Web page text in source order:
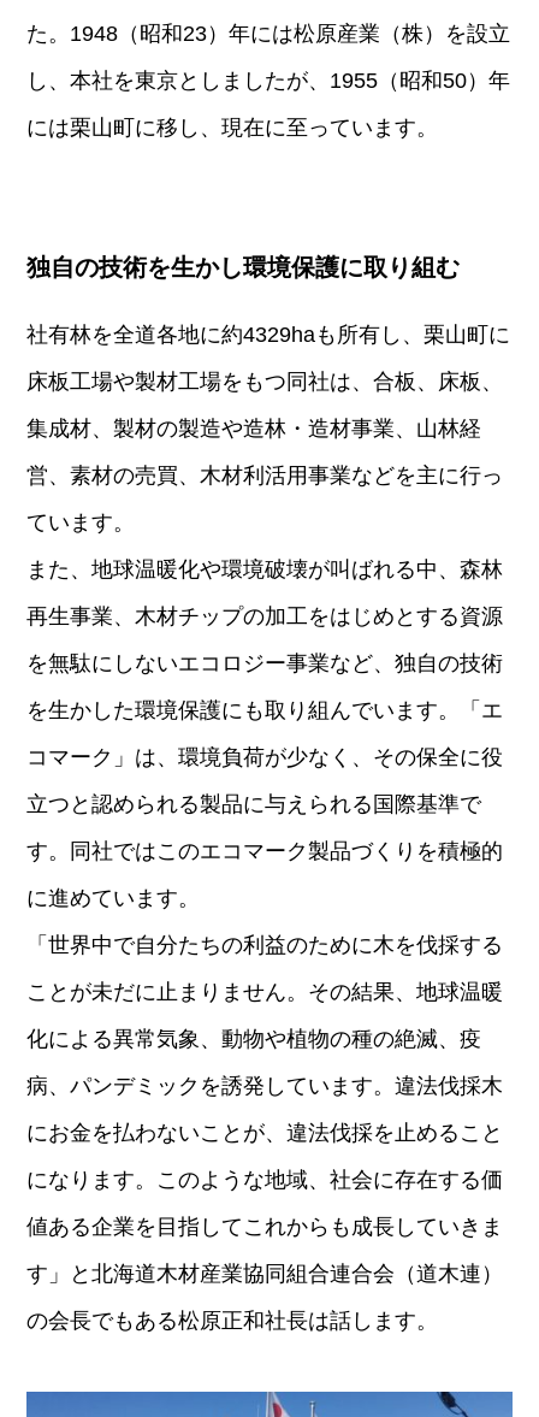
た。1948（昭和23）年には松原産業（株）を設立
し、本社を東京としましたが、1955（昭和50）年
には栗山町に移し、現在に至っています。
独自の技術を生かし環境保護に取り組む
社有林を全道各地に約4329haも所有し、栗山町に
床板工場や製材工場をもつ同社は、合板、床板、
集成材、製材の製造や造林・造材事業、山林経
営、素材の売買、木材利活用事業などを主に行っ
ています。
また、地球温暖化や環境破壊が叫ばれる中、森林
再生事業、木材チップの加工をはじめとする資源
を無駄にしないエコロジー事業など、独自の技術
を生かした環境保護にも取り組んでいます。「エ
コマーク」は、環境負荷が少なく、その保全に役
立つと認められる製品に与えられる国際基準で
す。同社ではこのエコマーク製品づくりを積極的
に進めています。
「世界中で自分たちの利益のために木を伐採する
ことが未だに止まりません。その結果、地球温暖
化による異常気象、動物や植物の種の絶滅、疫
病、パンデミックを誘発しています。違法伐採木
にお金を払わないことが、違法伐採を止めること
になります。このような地域、社会に存在する価
値ある企業を目指してこれからも成長していきま
す」と北海道木材産業協同組合連合会（道木連）
の会長でもある松原正和社長は話します。